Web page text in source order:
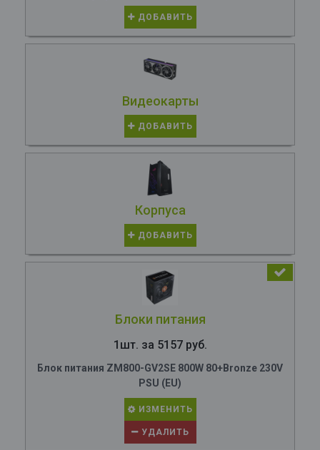
ДОБАВИТЬ
Видеокарты
ДОБАВИТЬ
Корпуса
ДОБАВИТЬ
Блоки питания
1шт. за 5157 руб.
Блок питания ZM800-GV2SE 800W 80+Bronze 230V
PSU (EU)
ИЗМЕНИТЬ
УДАЛИТЬ